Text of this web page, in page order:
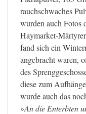
rauchschwaches
wurden auch Fotos
Haymarket-
fand sich ein
angebracht waren,
des
diese zum
wurde auch das
»An die Enterbten